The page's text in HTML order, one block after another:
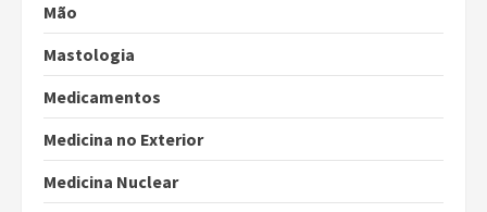
Mão
Mastologia
Medicamentos
Medicina no Exterior
Medicina Nuclear